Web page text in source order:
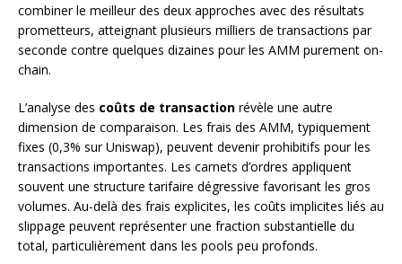
combiner le meilleur des deux approches avec des résultats
prometteurs, atteignant plusieurs milliers de transactions par
seconde contre quelques dizaines pour les AMM purement on-
chain.
L’analyse des coûts de transaction révèle une autre
dimension de comparaison. Les frais des AMM, typiquement
fixes (0,3% sur Uniswap), peuvent devenir prohibitifs pour les
transactions importantes. Les carnets d’ordres appliquent
souvent une structure tarifaire dégressive favorisant les gros
volumes. Au-delà des frais explicites, les coûts implicites liés au
slippage peuvent représenter une fraction substantielle du
total, particulièrement dans les pools peu profonds.